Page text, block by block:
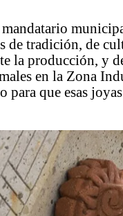
de tradición, de
la producción, y
en la Zona
para que esas